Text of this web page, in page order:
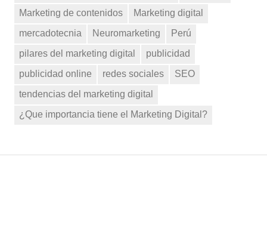
Marketing de contenidos
Marketing digital
mercadotecnia
Neuromarketing
Perú
pilares del marketing digital
publicidad
publicidad online
redes sociales
SEO
tendencias del marketing digital
¿Que importancia tiene el Marketing Digital?